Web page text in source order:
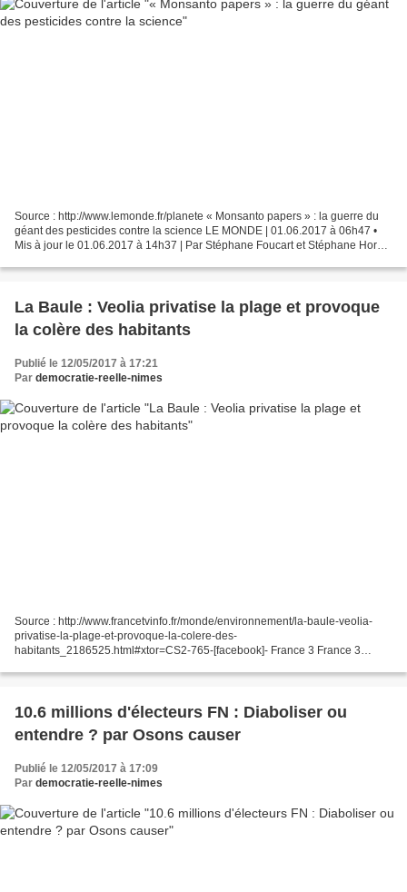
Source : http://www.lemonde.fr/planete « Monsanto papers » : la guerre du
géant des pesticides contre la science LE MONDE | 01.06.2017 à 06h47 •
Mis à jour le 01.06.2017 à 14h37 | Par Stéphane Foucart et Stéphane Horel
La Baule : Veolia privatise la plage et provoque
la colère des habitants
Publié le 12/05/2017 à 17:21
Par democratie-reelle-nimes
Source : http://www.francetvinfo.fr/monde/environnement/la-baule-veolia-
privatise-la-plage-et-provoque-la-colere-des-
habitants_2186525.html#xtor=CS2-765-[facebook]- France 3 France 3
10.6 millions d'électeurs FN : Diaboliser ou
entendre ? par Osons causer
Publié le 12/05/2017 à 17:09
Par democratie-reelle-nimes